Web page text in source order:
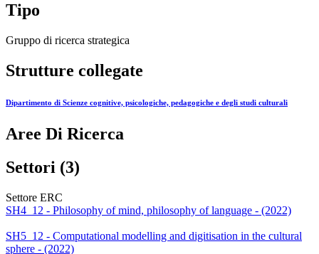
Tipo
Gruppo di ricerca strategica
Strutture collegate
Dipartimento di Scienze cognitive, psicologiche, pedagogiche e degli studi culturali
Aree Di Ricerca
Settori (3)
Settore ERC
SH4_12 - Philosophy of mind, philosophy of language - (2022)
SH5_12 - Computational modelling and digitisation in the cultural
sphere - (2022)